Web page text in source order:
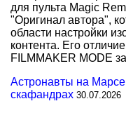
для пульта Magic
"Оригинал автора",
области настройки
контента. Его
FILMMAKER MODE за
Астронавты на
скафандрах 30.07.2026